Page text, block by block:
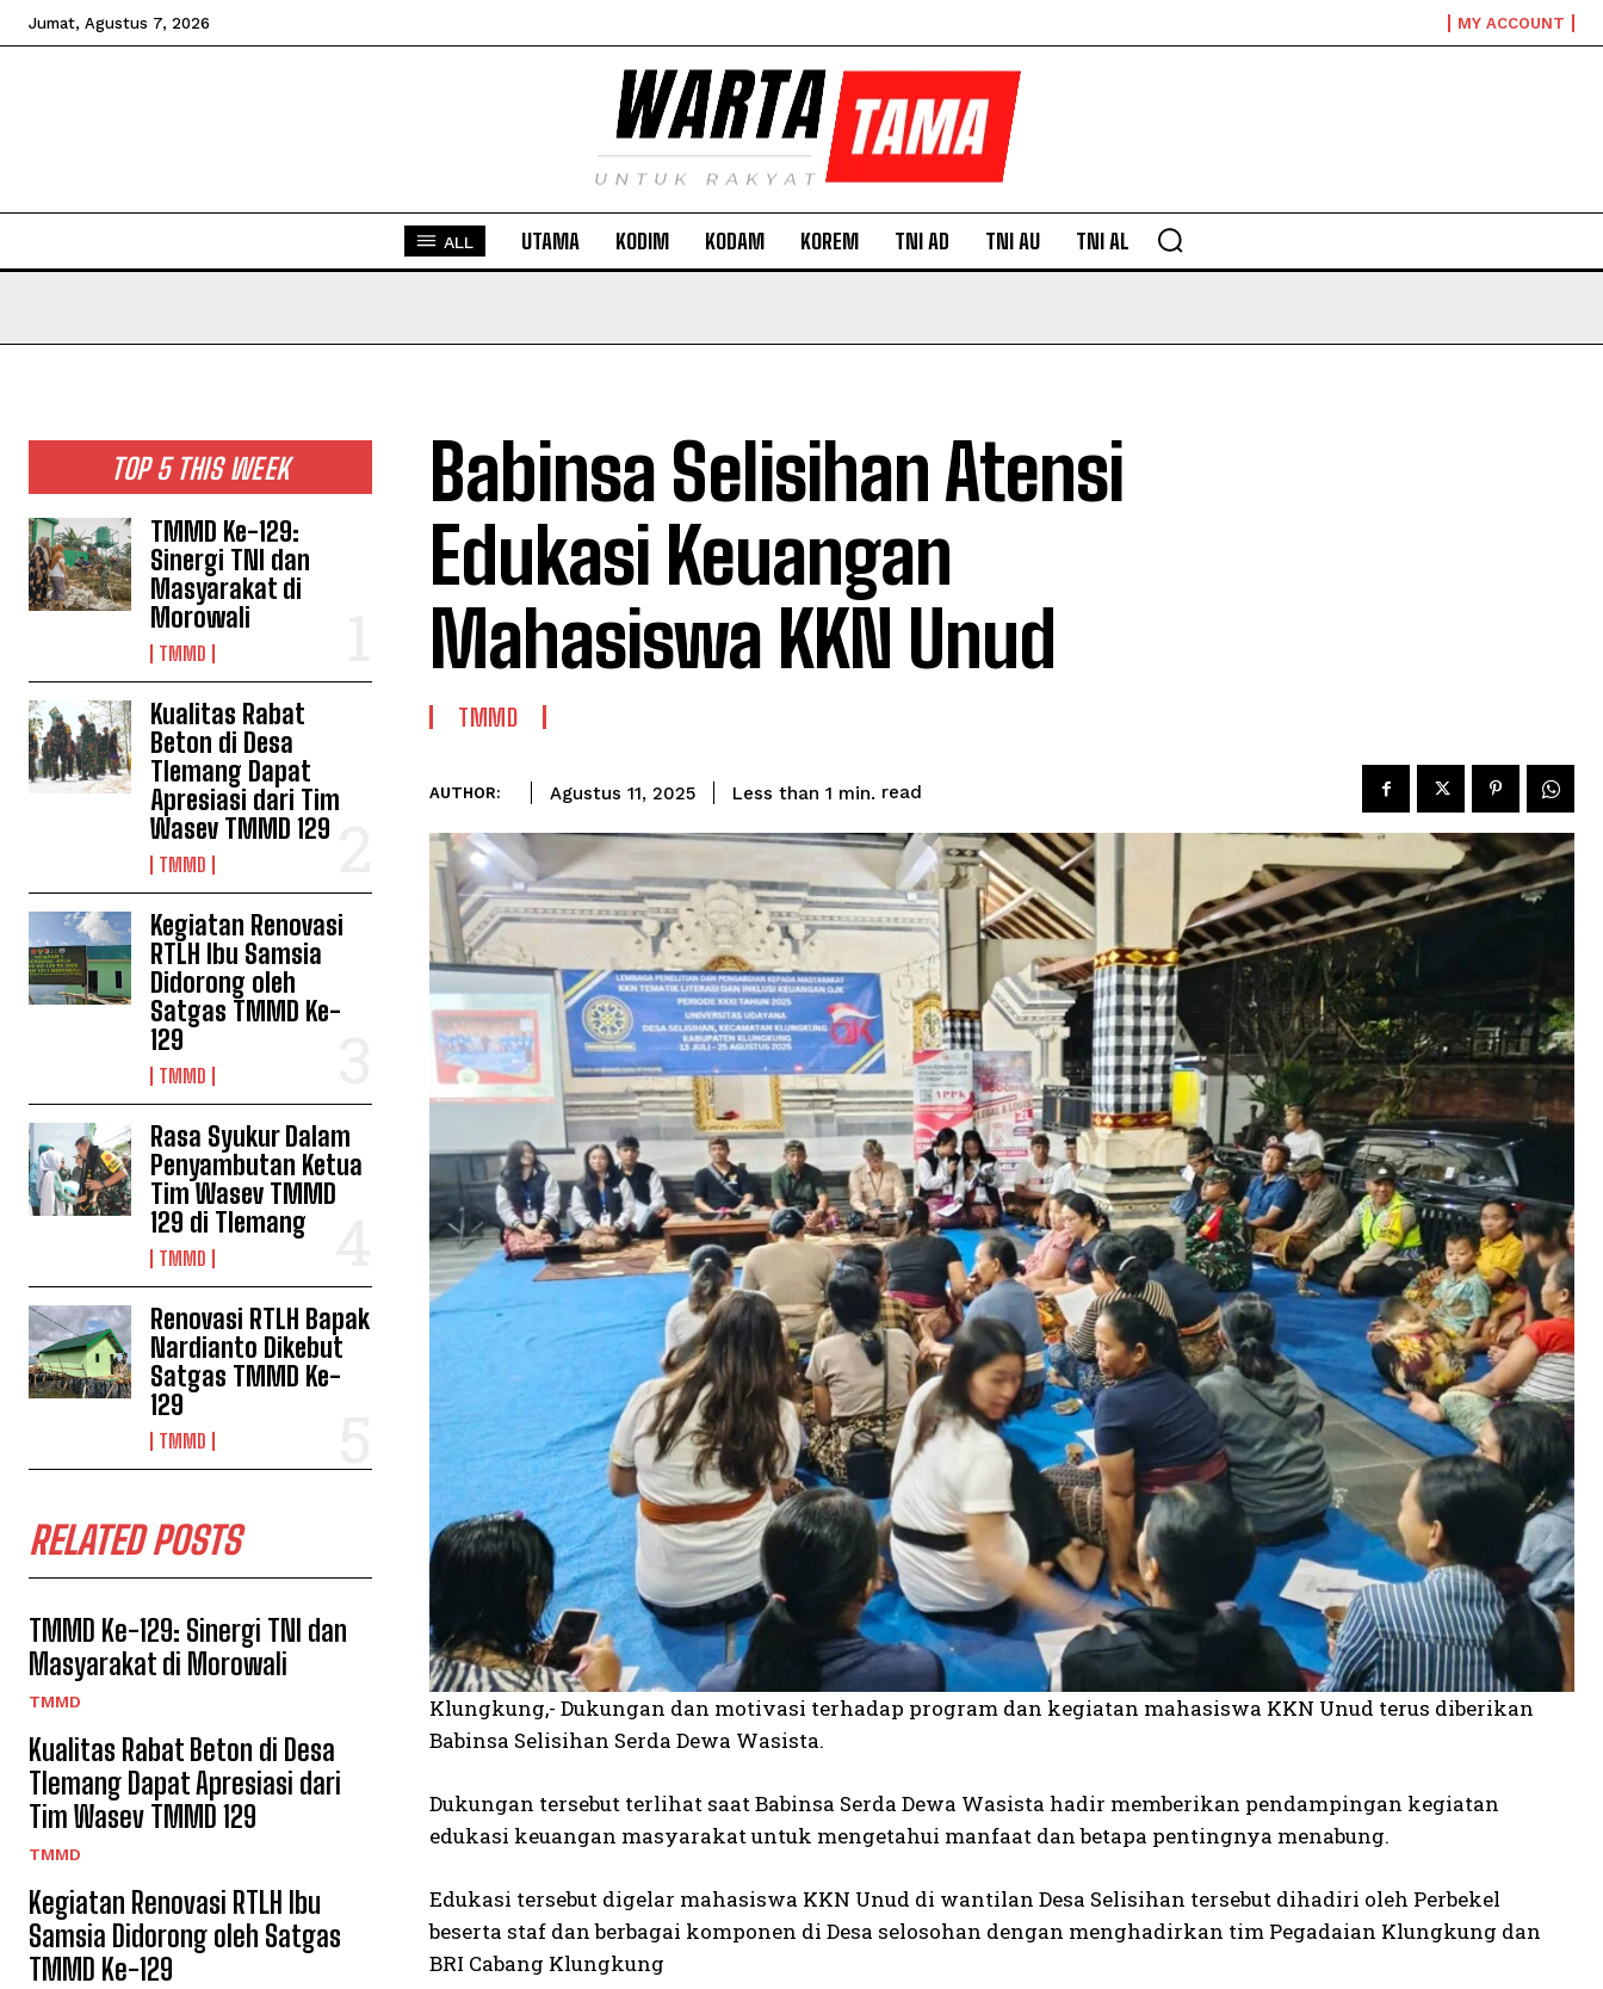
Jumat, Agustus 7, 2026 MY ACCOUNT
ALL UTAMA KODIM KODAM KOREM TNI AD TNI AU TNI AL
TOP 5 THIS WEEK
TMMD Ke-129:
Sinergi TNI dan
Masyarakat di
Morowali
TMMD
Kualitas Rabat
Beton di Desa
Tlemang Dapat
Apresiasi dari Tim
Wasev TMMD 129
TMMD
Kegiatan Renovasi
RTLH Ibu Samsia
Didorong oleh
Satgas TMMD Ke-
129
TMMD
Rasa Syukur Dalam
Penyambutan Ketua
Tim Wasev TMMD
129 di Tlemang
TMMD
Renovasi RTLH Bapak
Nardianto Dikebut
Satgas TMMD Ke-
129
TMMD
RELATED POSTS
TMMD Ke-129: Sinergi TNI dan
Masyarakat di Morowali
TMMD
Kualitas Rabat Beton di Desa
Tlemang Dapat Apresiasi dari
Tim Wasev TMMD 129
TMMD
Kegiatan Renovasi RTLH Ibu
Samsia Didorong oleh Satgas
TMMD Ke-129
Babinsa Selisihan Atensi
Edukasi Keuangan
Mahasiswa KKN Unud
TMMD
AUTHOR: Agustus 11, 2025 Less than 1 min. read
Klungkung,- Dukungan dan motivasi terhadap program dan kegiatan mahasiswa KKN Unud terus diberikan
Babinsa Selisihan Serda Dewa Wasista.
Dukungan tersebut terlihat saat Babinsa Serda Dewa Wasista hadir memberikan pendampingan kegiatan
edukasi keuangan masyarakat untuk mengetahui manfaat dan betapa pentingnya menabung.
Edukasi tersebut digelar mahasiswa KKN Unud di wantilan Desa Selisihan tersebut dihadiri oleh Perbekel
beserta staf dan berbagai komponen di Desa selosohan dengan menghadirkan tim Pegadaian Klungkung dan
BRI Cabang Klungkung